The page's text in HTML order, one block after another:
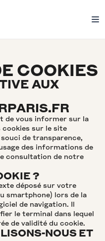
COOKIES
AUX
de vous informer sur la
sur le site
de transparence,
des informations de
consultation de notre
?
déposé sur votre
smartphone) lors de la
de navigation. Il
le terminal dans lequel
de validité du cookie.
NOUS ET